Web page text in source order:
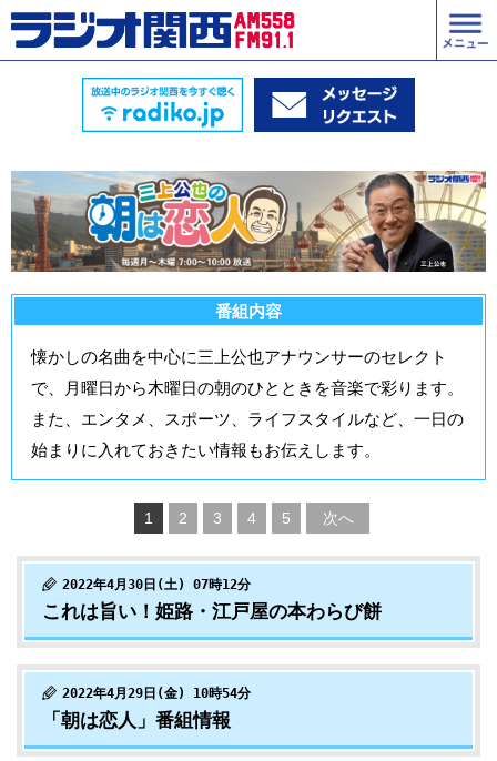
番組内容
懐かしの名曲を中心に三上公也アナウンサーのセレクト
で、月曜日から木曜日の朝のひとときを音楽で彩ります。
また、エンタメ、スポーツ、ライフスタイルなど、一日の
始まりに入れておきたい情報もお伝えします。
1 2 3 4 5 次へ
2022年4月30日(土) 07時12分
これは旨い！姫路・江戸屋の本わらび餅
2022年4月29日(金) 10時54分
「朝は恋人」番組情報